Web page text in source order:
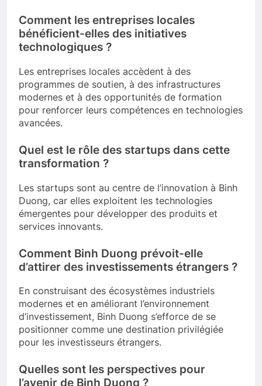
Comment les entreprises locales
bénéficient-elles des initiatives
technologiques ?
Les entreprises locales accèdent à des
programmes de soutien, à des infrastructures
modernes et à des opportunités de formation
pour renforcer leurs compétences en technologies
avancées.
Quel est le rôle des startups dans cette
transformation ?
Les startups sont au centre de l’innovation à Binh
Duong, car elles exploitent les technologies
émergentes pour développer des produits et
services innovants.
Comment Binh Duong prévoit-elle
d’attirer des investissements étrangers ?
En construisant des écosystèmes industriels
modernes et en améliorant l’environnement
d’investissement, Binh Duong s’efforce de se
positionner comme une destination privilégiée
pour les investisseurs étrangers.
Quelles sont les perspectives pour
l’avenir de Binh Duong ?